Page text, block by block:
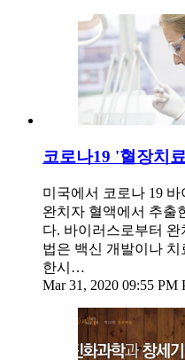
코로나19 '혈장치
미국에서 코로나 19
완치자 혈액에서 추출
다. 바이러스로부터
법은 백신 개발이나 치
한시…
Mar 31, 2020 09:55 PM